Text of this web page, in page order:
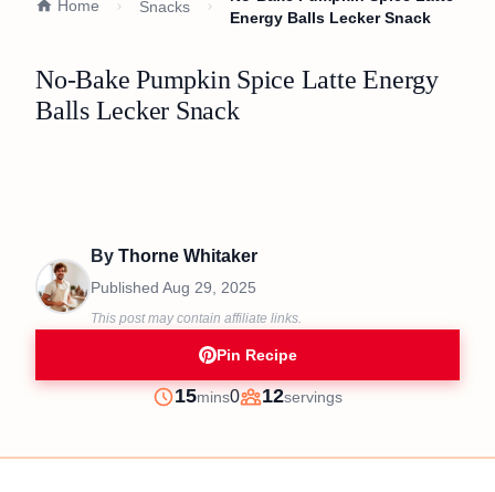
Home Snacks
Energy Balls Lecker Snack
No-Bake Pumpkin Spice Latte Energy
Balls Lecker Snack
By Thorne Whitaker
Published Aug 29, 2025
This post may contain affiliate links.
Pin Recipe
Prep
15minutes
mins0
Servings
12servings